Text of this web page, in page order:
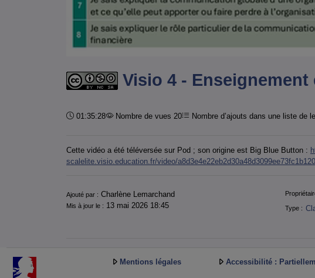
Visio 4 -
Durée :
01:35:28 Nombre de vues 20 Nombre d’ajouts dans une liste de
Cette vidéo a été téléversée sur Pod ; son origine est Big Blue Button :
scalelite.visio.education.fr/video/
Informations
Ajouté par : Charlène Lemarchand
Mis à jour le : 13 mai 2026 18:45 Type :
Mentions légales Accessibilité :